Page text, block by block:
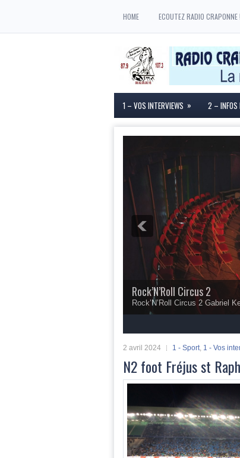
HOME ECOUTEZ RADIO CRAPONNE
1 – VOS INTERVIEWS » 2 – INFOS
Rock’N’Roll Circus 2
Rock’N’Roll Circus 2 Gabriel
2 avril 2024 1 - Sport, 1 - Vos
N2 foot Fréjus st